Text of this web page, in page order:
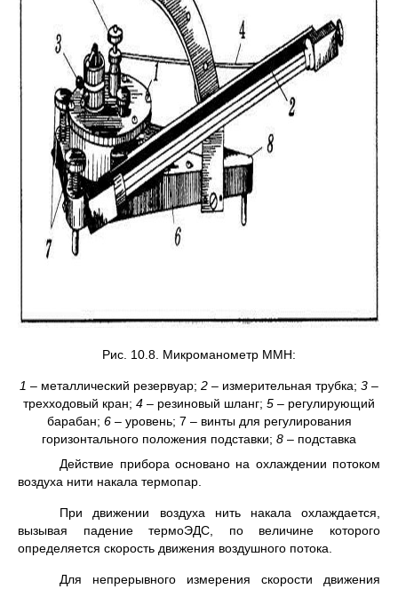
Рис. 10.8. Микроманометр ММН:
1 – металлический резервуар; 2 – измерительная трубка; 3 –
трехходовый кран; 4 – резиновый шланг; 5 – регулирующий
барабан; 6 – уровень; 7 – винты для регулирования
горизонтального положения подставки; 8 – под­ставка
Действие прибора основано на охлаждении потоком
возду­ха нити на­кала термопар.
При движении воздуха нить накала охлаждается,
вызывая падение тер­моЭДС, по величине которого
определяется ско­рость движения воздушного потока.
Для непрерывного измерения скорости движения